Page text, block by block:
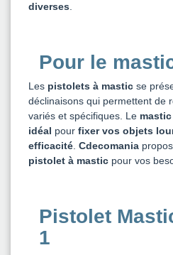
diverses
Pour le
Les pistolets à mastic se
déclinaisons qui permettent de
variés et spécifiques. Le
idéal pour fixer vos objets
efficacité Cdecomania
pistolet à mastic pour vos
Pistolet
1